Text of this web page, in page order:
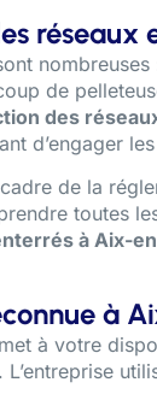
de
des
d’engager
de la
toutes
à Aix-
à
met à votre